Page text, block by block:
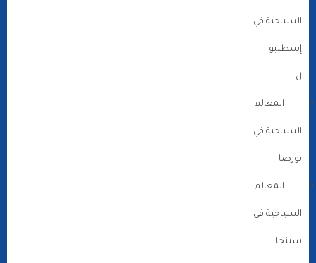
السياحية في
إسطنبو
ل
المعالم
السياحية في
بورصا
المعالم
السياحية في
سبنجا